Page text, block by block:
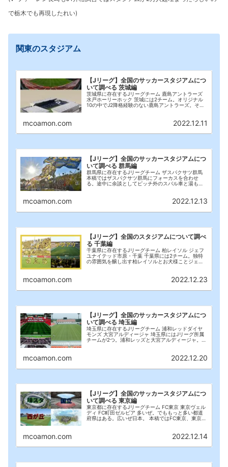
で栃木でも再現 したれい)
関東のスタジアム
【Jリーグ】全国のサッカースタジアムにつ
いて調べる 茨城編
茨城県に存在するJリーグチーム 鹿島アントラーズ
水戸ホーリーホック 茨城には2チーム。オリジナル
10の中でJ2降格経験のない鹿島アントラーズ。そし
mcoamon.com 2022.12.11
【Jリーグ】全国のサッカースタジアムにつ
いて調べる 群馬編
群馬県に存在するJリーグチーム ザスパクサツ群馬
本稿ではザスパクサツ群馬にフォーカスを合わせ
る。途中に余談としてピッチ外のスバル車と湯もみ
mcoamon.com 2022.12.13
【Jリーグ】全国のスタジアムについて調べ
る 千葉編
千葉県に存在するJリーグチーム 柏レイソル ジェフ
ユナイテッド市原・千葉 千葉県には2チーム。独特
の雰囲気を醸し出す柏レイソルとお犬様ことジェフ
mcoamon.com 2022.12.23
【Jリーグ】全国のサッカースタジアムにつ
いて調べる 埼玉編
埼玉県に存在するJリーグチーム 浦和レッドダイヤ
モンズ 大宮アルディージャ 埼玉県にはJリーグ所属
チームが2つ。浦和レッズと大宮アルディージャ。
mcoamon.com 2022.12.20
【Jリーグ】全国のサッカースタジアムにつ
いて調べる 東京編
東京都に存在するJリーグチーム FC東京 東京ヴェル
ディ FC町田ゼルビア 多いぜ。でももっと多い都道
府県はある。広いぜ日本。 本稿ではFC東京、東京ヴ
mcoamon.com 2022.12.14